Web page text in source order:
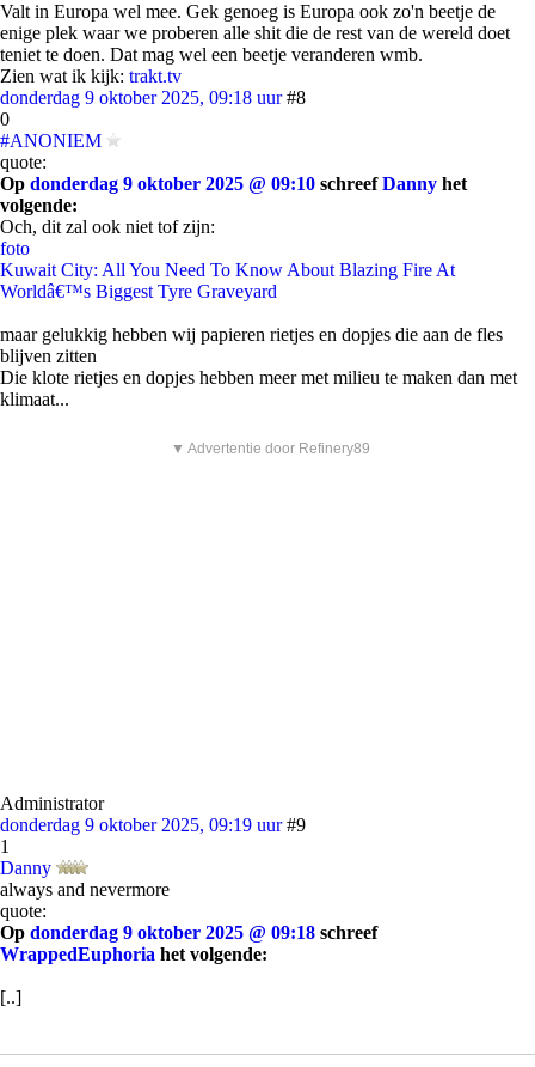
Valt in Europa wel mee. Gek genoeg is Europa ook zo'n beetje de
enige plek waar we proberen alle shit die de rest van de wereld doet
teniet te doen. Dat mag wel een beetje veranderen wmb.
Zien wat ik kijk: trakt.tv
donderdag 9 oktober 2025, 09:18 uur #8
0
#ANONIEM
quote:
Op donderdag 9 oktober 2025 @ 09:10 schreefDanny het
volgende:
Och, dit zal ook niet tof zijn:
foto
Kuwait City: All You Need To Know About Blazing Fire At
Worldâ€™s Biggest Tyre Graveyard
maar gelukkig hebben wij papieren rietjes en dopjes die aan de fles
blijven zitten
Die klote rietjes en dopjes hebben meer met milieu te maken dan met
klimaat...
▼ Advertentie door Refinery89
Administrator
donderdag 9 oktober 2025, 09:19 uur #9
1
Danny
always and nevermore
quote:
Op donderdag 9 oktober 2025 @ 09:18 schreef
WrappedEuphoria het volgende:
[..]
Die klote rietjes en dopjes hebben meer met milieu te maken dan met